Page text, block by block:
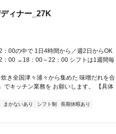
ィナー_27K
00の中で 1日4時間から／週2日からOK
：00 →18：00～22：00 シフトは1週間毎
き全国津々浦々から集めた 味噌だれを合
でキッチン業務を お願いします。 【具体
まかないあり シフト制
長期休暇あり